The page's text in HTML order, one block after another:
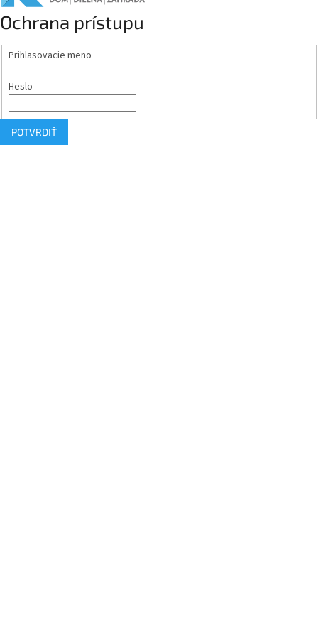
Ochrana prístupu
Prihlasovacie meno
Heslo
POTVRDIŤ